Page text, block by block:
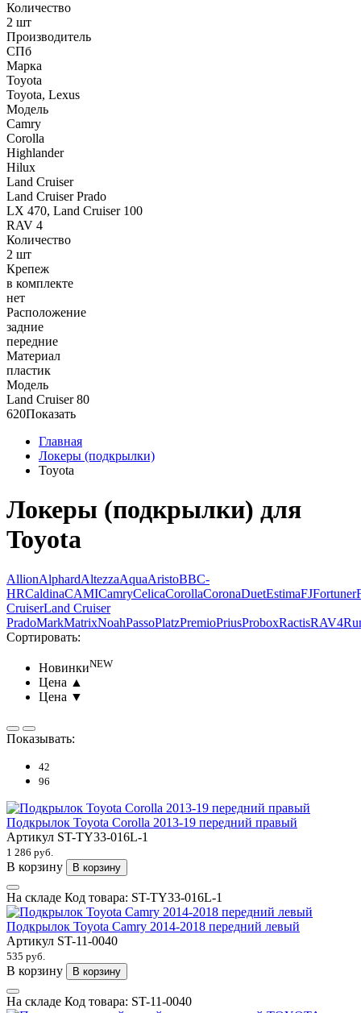
Количество
2 шт
Производитель
СПб
Марка
Toyota
Toyota, Lexus
Модель
Camry
Corolla
Highlander
Hilux
Land Cruiser
Land Cruiser Prado
LX 470, Land Cruiser 100
RAV 4
Количество
2 шт
Крепеж
в комплекте
нет
Расположение
задние
передние
Материал
пластик
Модель
Land Cruiser 80
620Показать
Главная
Локеры (подкрылки)
Toyota
Локеры (подкрылки) для
Toyota
AllionAlphardAltezzaAquaAristoBBC-
HRCaldinaCAMICamryCelicaCorollaCoronaDuetEstimaFJFortuner
CruiserLand Cruiser
PradoMarkMatrixNoahPassoPlatzPremioPriusProboxRactisRAV4
Сортировать:
НовинкиNEW
Цена ▲
Цена ▼
Показывать:
42
96
Подкрылок Toyota Corolla 2013-19 передний правый
Артикул ST-TY33-016L-1
1 286 руб.
В корзину В корзину
На складе Код товара: ST-TY33-016L-1
Подкрылок Toyota Camry 2014-2018 передний левый
Артикул ST-11-0040
535 руб.
В корзину В корзину
На складе Код товара: ST-11-0040